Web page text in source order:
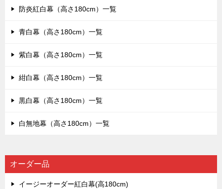
防炎紅白幕（高さ180cm）一覧
青白幕（高さ180cm）一覧
紫白幕（高さ180cm）一覧
紺白幕（高さ180cm）一覧
黒白幕（高さ180cm）一覧
白無地幕（高さ180cm）一覧
オーダー品
イージーオーダー紅白幕(高180cm)